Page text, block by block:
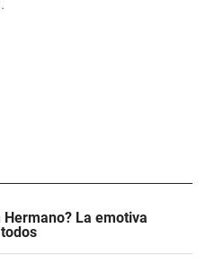
La emotiva